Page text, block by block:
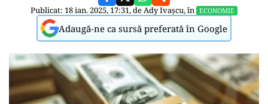
Publicat: 18 ian. 2025, 17:31, deAdy Ivașcu, în ECONOMIE
Adaugă-ne ca sursă preferată în Google